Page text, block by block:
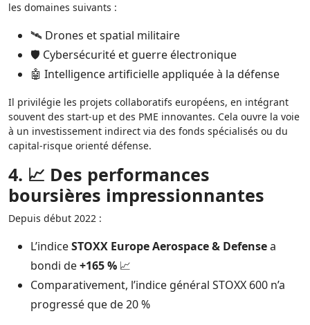
les domaines suivants :
🛰️ Drones et spatial militaire
🛡️ Cybersécurité et guerre électronique
🤖 Intelligence artificielle appliquée à la défense
Il privilégie les projets collaboratifs européens, en intégrant
souvent des start-up et des PME innovantes. Cela ouvre la voie
à un investissement indirect via des fonds spécialisés ou du
capital-risque orienté défense.
4. 📈 Des performances
boursières impressionnantes
Depuis début 2022 :
L’indiceSTOXX Europe Aerospace & Defensea
bondi de+165 % 📈
Comparativement, l’indice général STOXX 600 n’a
progressé que de 20 %